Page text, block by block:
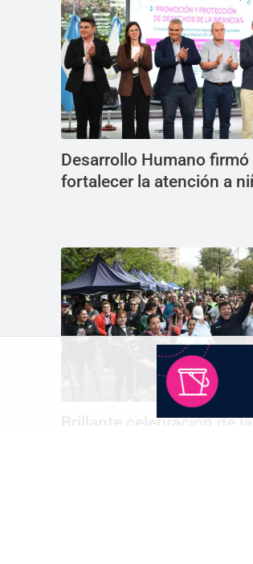
Desarrollo Humano
fortalecer la atención a
Brillante celebración de